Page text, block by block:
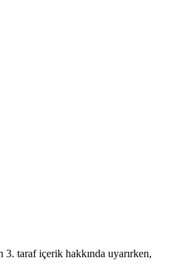
taraf içerik hakkında uyarırken,